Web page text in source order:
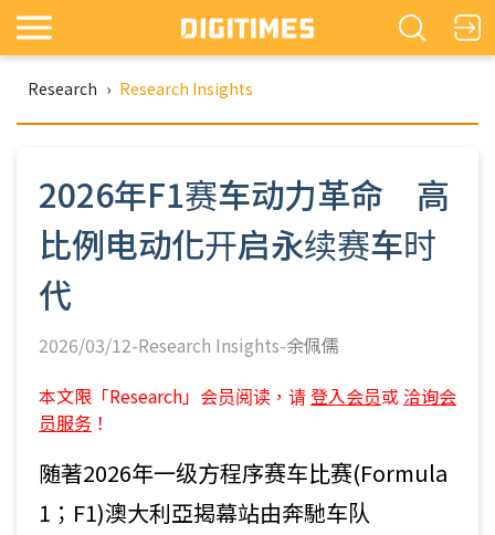
Research › Research Insights
2026年F1赛车动力革命 高
比例电动化开启永续赛车时
代
2026/03/12-Research Insights-余佩儒
本文限「Research」会员阅读，请登入会员或 洽询会
员服务 ！
随著2026年一级方程序赛车比赛(Formula
1；F1)澳大利亞揭幕站由奔馳车队